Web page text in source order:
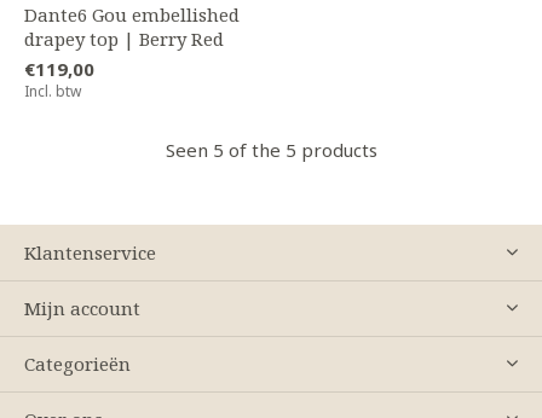
Dante6 Gou embellished
drapey top | Berry Red
€119,00
Incl. btw
Seen 5 of the 5 products
Klantenservice
Mijn account
Categorieën